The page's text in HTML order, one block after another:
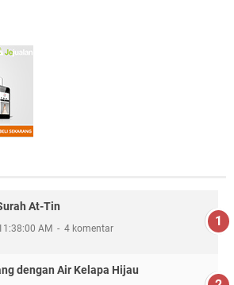
At-Tin
AM 4 komentar
dengan Air Kelapa Hijau